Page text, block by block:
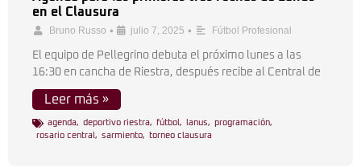
en el Clausura
Bruno Russo • julio 7, 2025 • Fútbol Profesional
El equipo de Pellegrino debuta el próximo lunes a las
16:30 en cancha de Riestra, después recibe al Central de
Leer más »
agenda, deportivo riestra, fútbol , lanus, programación,
rosario central , sarmiento, torneo clausura